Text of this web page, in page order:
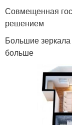
Совмещенная
решением
Большие зеркала
больше